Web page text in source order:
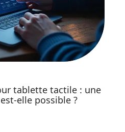
tablette tactile : une
elle possible ?